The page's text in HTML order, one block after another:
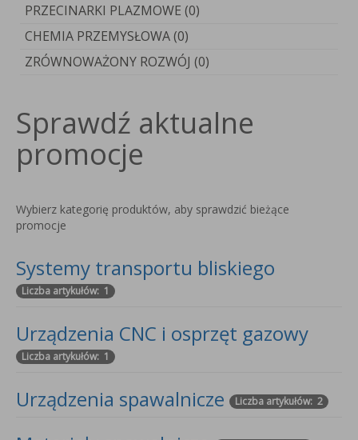
PRZECINARKI PLAZMOWE (0)
CHEMIA PRZEMYSŁOWA (0)
ZRÓWNOWAŻONY ROZWÓJ (0)
Sprawdź aktualne
promocje
Wybierz kategorię produktów, aby sprawdzić bieżące
promocje
Systemy transportu bliskiego
Liczba artykułów: 1
Urządzenia CNC i osprzęt gazowy
Liczba artykułów: 1
Urządzenia spawalnicze Liczba artykułów: 2